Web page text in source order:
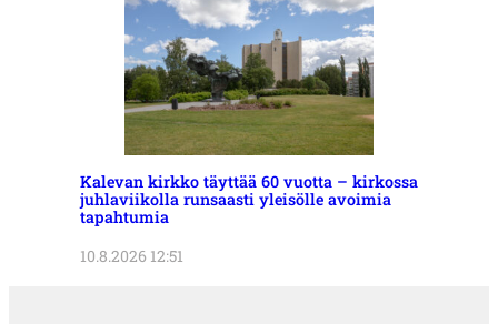
Kalevan kirkko täyttää 60 vuotta – kirkossa
juhlaviikolla runsaasti yleisölle avoimia
tapahtumia
10.8.2026 12:51